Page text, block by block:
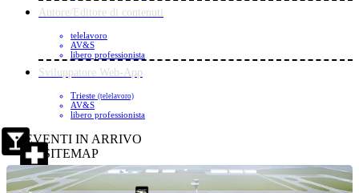
Autore/Editore di contenuti
telelavoro
AV&S
libero professionista
Sviluppatore Web-App
Trieste (telelavoro)
AV&S
libero professionista
EVENTI IN ARRIVO
SITEMAP